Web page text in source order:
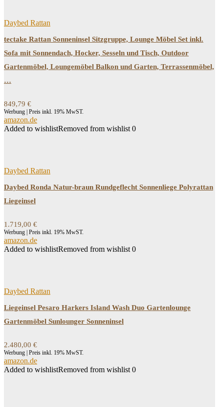
Daybed Rattan
tectake Rattan Sonneninsel Sitzgruppe, Lounge Möbel Set inkl.
Sofa mit Sonnendach, Hocker, Sesseln und Tisch, Outdoor
Gartenmöbel, Loungemöbel Balkon und Garten, Terrassenmöbel,
…
849,79 €
Werbung | Preis inkl. 19% MwST.
amazon.de
Added to wishlistRemoved from wishlist 0
Daybed Rattan
Daybed Ronda Natur-braun Rundgeflecht Sonnenliege Polyrattan
Liegeinsel
1.719,00 €
Werbung | Preis inkl. 19% MwST.
amazon.de
Added to wishlistRemoved from wishlist 0
Daybed Rattan
Liegeinsel Pesaro Harkers Island Wash Duo Gartenlounge
Gartenmöbel Sunlounger Sonneninsel
2.480,00 €
Werbung | Preis inkl. 19% MwST.
amazon.de
Added to wishlistRemoved from wishlist 0